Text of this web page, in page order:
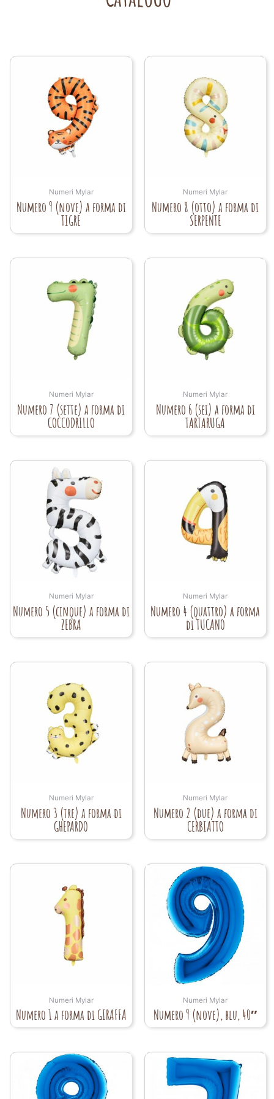
Numeri Mylar
Numero 9 (nove) a forma di
TIGRE
Numeri Mylar
Numero 8 (otto) a forma di
SERPENTE
Numeri Mylar
Numero 7 (sette) a forma di
COCCODRILLO
Numeri Mylar
Numero 6 (sei) a forma di
TARTARUGA
Numeri Mylar
Numero 5 (cinque) a forma di
ZEBRA
Numeri Mylar
Numero 4 (quattro) a forma
di TUCANO
Numeri Mylar
Numero 3 (tre) a forma di
GHEPARDO
Numeri Mylar
Numero 2 (due) a forma di
CERBIATTO
Numeri Mylar
Numero 1 a forma di GIRAFFA
Numeri Mylar
Numero 9 (nove), blu, 40″